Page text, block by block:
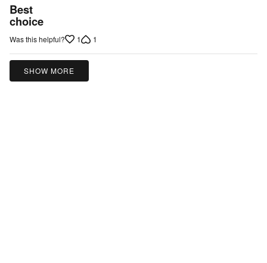
5
out
of
Best
choice
Was this helpful? 1 1
SHOW MORE